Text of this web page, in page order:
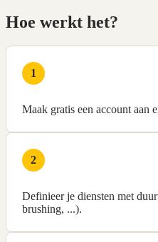
Hoe werkt het?
1
Maak gratis een account aan
2
Definieer je diensten met
brushing, ...).